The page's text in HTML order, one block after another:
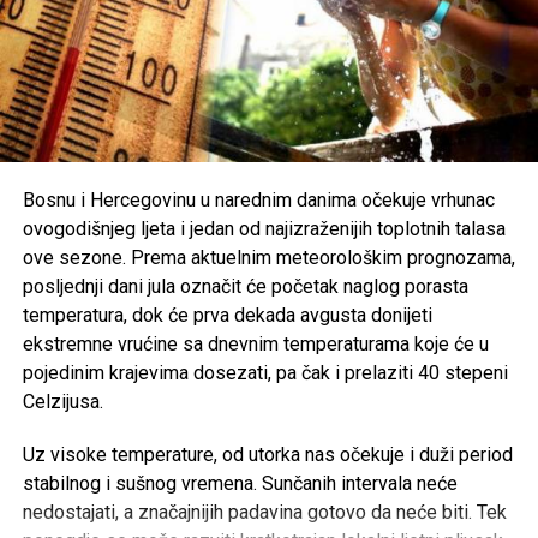
otkazani koncert ili festivalski događaj postane važniji od
ljudskih života i tragedije koja je pogodila cijelu zajednicu.
Organizatori Zenica Summer Festa poručili su da je odluka
o otkazivanju donesena iz poštovanja prema nastradalima i
njihovim porodicama, naglašavajući da će prilika za muziku
i zabavu uvijek biti, dok izgubljeni životi ne mogu biti
vraćeni.
Brojni građani podržali su ovu odluku, ističući da u
trenucima kolektivne tuge solidarnost i suosjećanje moraju
biti ispred svih drugih interesa.
Rasprava koja se razvila na društvenim mrežama još
jednom je pokazala koliko je važno njegovati kulturu
empatije, poštovanja i odgovornosti, posebno u trenucima
kada cijela zajednica dijeli bol zbog nenadoknadivog
gubitka.
Bosnu i Hercegovinu u narednim danima očekuje vrhunac
ovogodišnjeg ljeta i jedan od najizraženijih toplotnih talasa
ove sezone. Prema aktuelnim meteorološkim prognozama,
posljednji dani jula označit će početak naglog porasta
temperatura, dok će prva dekada avgusta donijeti
ekstremne vrućine sa dnevnim temperaturama koje će u
pojedinim krajevima dosezati, pa čak i prelaziti 40 stepeni
Celzijusa.
Uz visoke temperature, od utorka nas očekuje i duži period
stabilnog i sušnog vremena. Sunčanih intervala neće
nedostajati, a značajnijih padavina gotovo da neće biti. Tek